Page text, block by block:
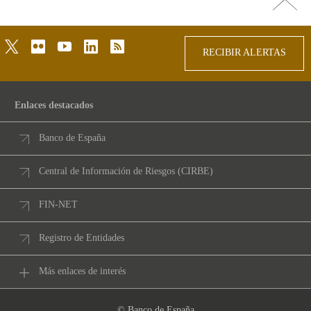
arriba
twitterflickr youtubelinkedinrss
RECIBIR ALERTAS
Enlaces destacados
Banco de España
Central de Información de Riesgos (CIRBE)
FIN-NET
Registro de Entidades
Más enlaces de interés